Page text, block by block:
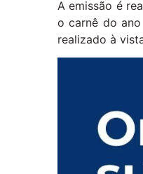
A emissão é
o carnê do
realizado à